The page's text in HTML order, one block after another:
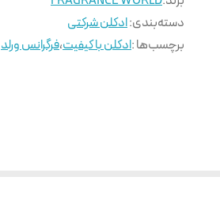
دسته‌بندی:ادکلن شرکتی
برچسب‌ها :ادکلن با کیفیت،فرگرانس ورلد